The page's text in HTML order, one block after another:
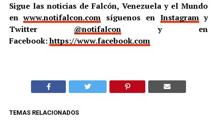
Sigue las noticias de Falcón, Venezuela y el Mundo
enwww.notifalcon.com síguenos en Instagramy
Twitter @notifalcony en
Facebook:https://www.facebook.com
TEMAS RELACIONADOS